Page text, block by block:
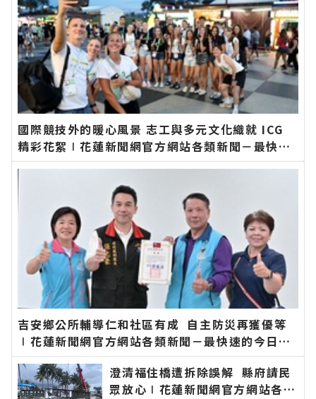
國際競技外的暖心風景 志工與多元文化織就 ICG
精彩花絮∣花蓮新聞網官方網站各類新聞－最快速
的今日新聞報導 最新的在地資訊！
吉安鄉公所輔導仁和社區有成 自主防災再獲優等
∣花蓮新聞網官方網站各類新聞－最快速的今日新
聞報導 最新的在地資訊！
澄清福住橋遭拆除誤解 縣府請民
眾放心∣花蓮新聞網官方網站各類